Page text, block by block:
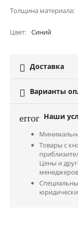
Толщина материала
Цвет Синий
 Доставка
 Варианты
error Наши
Товары с
Цены и
менеджеров